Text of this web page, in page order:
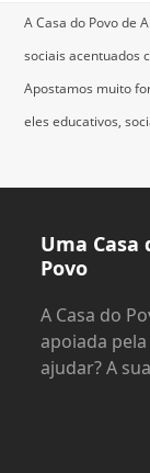
A Casa do Povo de
sociais acentuados
Apostamos muito
eles educativos,
Uma Casa
Povo
A Casa do
apoiada
ajudar? A